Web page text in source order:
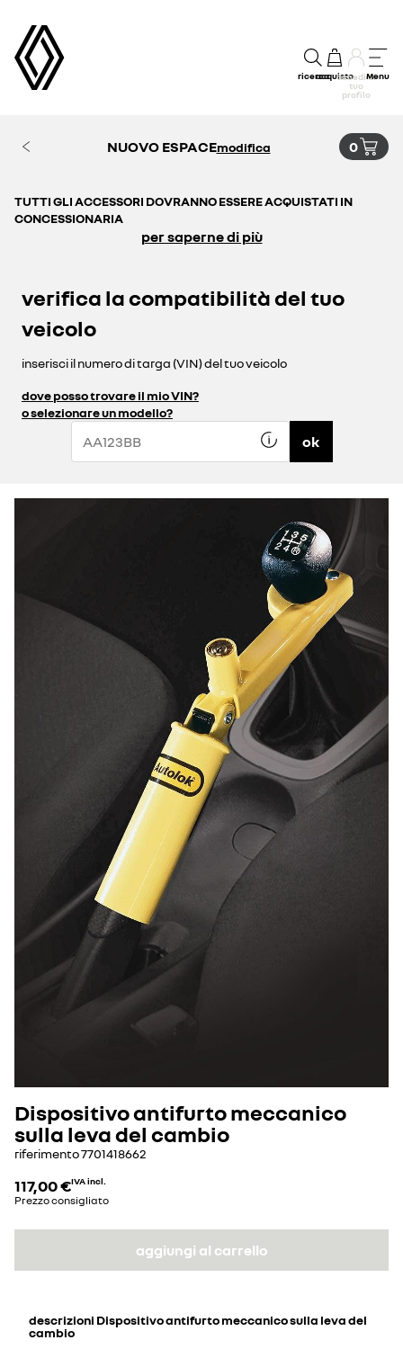
ricercaacquistoaccedi al
tuo
profilo
Menu
NUOVO ESPACEmodifica 0
TUTTI GLI ACCESSORI DOVRANNO ESSERE ACQUISTATI IN
CONCESSIONARIA
per saperne di più
verifica la compatibilità del tuo
veicolo
inserisci il numero di targa (VIN) del tuo veicolo
dove posso trovare il mio VIN?
o selezionare un modello?
ok
Dispositivo antifurto meccanico
sulla leva del cambio
riferimento7701418662
117,00 €IVA incl.
Prezzo consigliato
aggiungi al carrello
descrizioni Dispositivo antifurto meccanico sulla leva del
cambio